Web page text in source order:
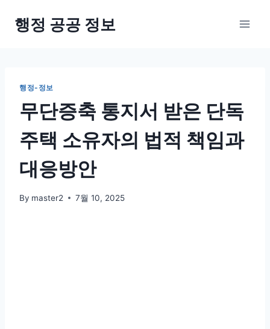
행정 공공 정보
행정-정보
무단증축 통지서 받은 단독
주택 소유자의 법적 책임과
대응방안
By master2 7월 10, 2025